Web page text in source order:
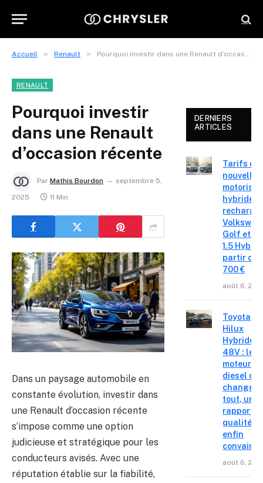
Accueil » Renault » Pourquoi investir dans une Renault d’occasion récente
RENAULT
Pourquoi investir
dans une Renault
d’occasion récente
Par Mathis Bourdon
septembre 5,
2025
11 Min
Dans un paysage automobile en
constante évolution, investir dans
une Renault d’occasion récente
s’impose comme une option
judicieuse et stratégique pour les
conducteurs avisés. Avec une
réputation établie sur la fiabilité,
DERNIERS
ARTICLES
Tarifs
nouvelles
hybrides
Golf et T-
1.5 Hybrid
partir de
700 €
août 6,
Toyota
Hilux
Hybride
48V : le
moteur
diesel qui
change
tout, un
rapport
qualité-
enfin
août 6,